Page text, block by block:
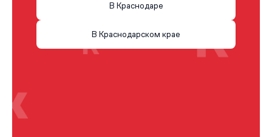
В Краснодаре
В Краснодарском крае